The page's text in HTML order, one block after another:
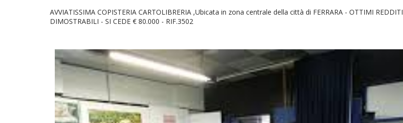
AVVIATISSIMA COPISTERIA CARTOLIBRERIA ,Ubicata in zona centrale della città di FERRARA - OTTIMI REDDITI
DIMOSTRABILI - SI CEDE € 80.000 - RIF.3502